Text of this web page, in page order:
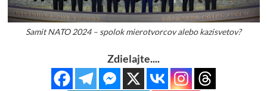
Samit NATO 2024 – spolok mierotvorcov alebo kazisvetov?
Zdielajte....